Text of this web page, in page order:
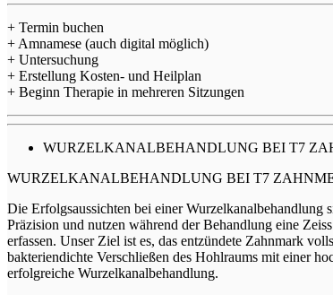
+ Termin buchen
+ Amnamese (auch digital möglich)
+ Untersuchung
+ Erstellung Kosten- und Heilplan
+ Beginn Therapie in mehreren Sitzungen
WURZELKANALBEHANDLUNG BEI T7
WURZELKANALBEHANDLUNG BEI T7
Die Erfolgsaussichten bei einer
Präzision und nutzen während der Behandlung eine
erfassen. Unser Ziel ist es, das entzündete Zahnmark
bakteriendichte Verschließen des Hohlraums mit einer
erfolgreiche Wurzelkanalbehandlung.